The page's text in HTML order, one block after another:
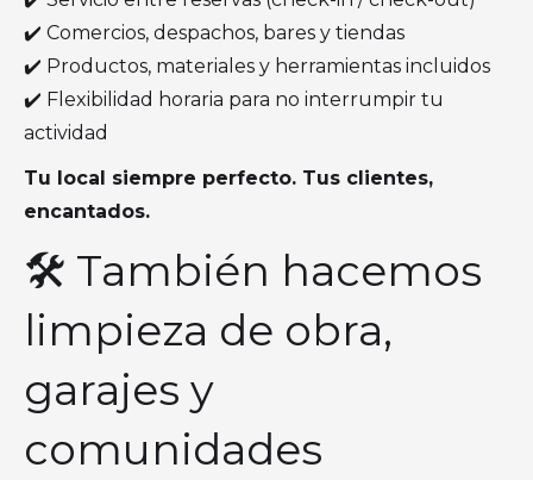
✔️ Comercios, despachos, bares y tiendas
✔️ Productos, materiales y herramientas incluidos
✔️ Flexibilidad horaria para no interrumpir tu
actividad
Tu local siempre perfecto. Tus clientes,
encantados.
🛠️ También hacemos
limpieza de obra,
garajes y
comunidades